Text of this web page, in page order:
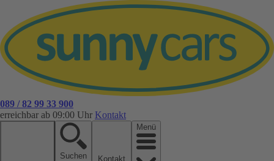
089 / 82 99 33 900
erreichbar ab 09:00 Uhr Kontakt
Suchen
Menü